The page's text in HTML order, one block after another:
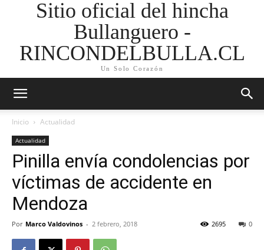
Sitio oficial del hincha
Bullanguero -
RINCONDELBULLA.CL
Un Solo Corazón
Inicio Actualidad
Actualidad
Pinilla envía condolencias por
víctimas de accidente en
Mendoza
Por Marco Valdovinos - 2 febrero, 2018 0
2695